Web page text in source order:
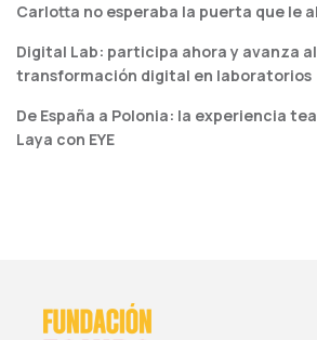
Carlotta no esperaba la puerta que le
Digital Lab: participa ahora y avanza
transformación digital en laboratorios
De España a Polonia: la experiencia
Laya con EYE